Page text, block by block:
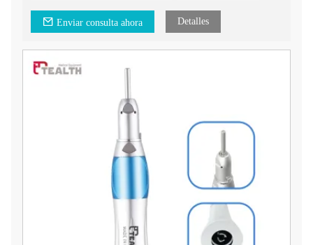
Enviar consulta ahora Detalles